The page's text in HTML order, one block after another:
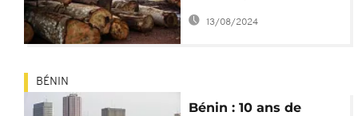
hauts responsables
suspendus
13/08/2024
BÉNIN
Bénin : 10 ans de